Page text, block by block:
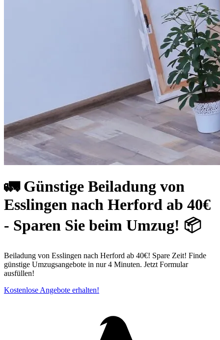
🚛 Günstige Beiladung von
Esslingen nach Herford ab 40€
- Sparen Sie beim Umzug! 📦
Beiladung von Esslingen nach Herford ab 40€! Spare Zeit! Finde
günstige Umzugsangebote in nur 4 Minuten. Jetzt Formular
ausfüllen!
Kostenlose Angebote erhalten!